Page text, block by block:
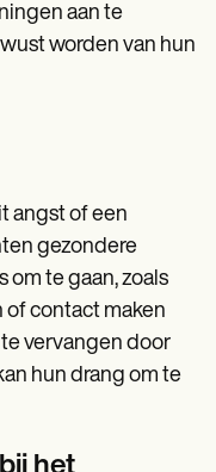
aan te
worden van hun
angst of een
gezondere
om te gaan, zoals
contact maken
vervangen door
hun drang om te